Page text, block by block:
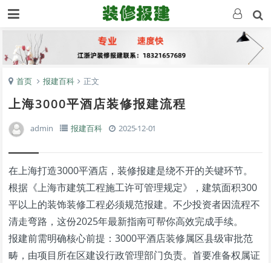
首页 报建百科 正文
上海3000平酒店装修报建流程
admin 报建百科 2025-12-01
在上海打造3000平酒店，装修报建是绕不开的关键环节。
根据《上海市建筑工程施工许可管理规定》，建筑面积300
平以上的装饰装修工程必须规范报建。不少投资者因流程不
清走弯路，这份2025年最新指南可帮你高效完成手续。
报建前需明确核心前提：3000平酒店装修属区县级审批范
畴，由项目所在区建设行政管理部门负责。首要准备权属证